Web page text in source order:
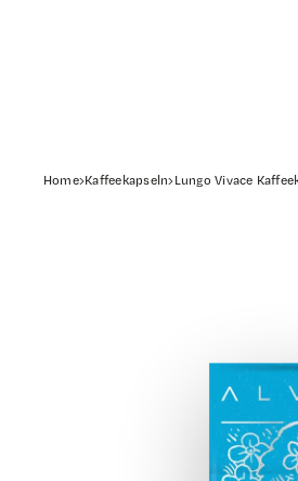
Home›Kaffeekapseln›Lungo Vivace